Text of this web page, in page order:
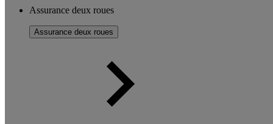
Assurance deux roues
Assurance deux roues